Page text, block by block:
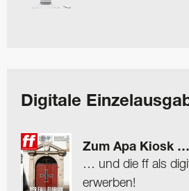
Digitale
Zum Apa Kiosk …
… und die ff als
erwerben!